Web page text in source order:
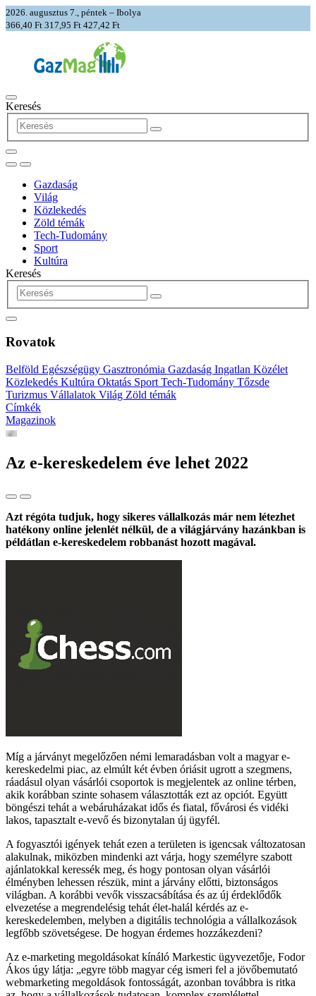
2026. augusztus 7., péntek – Ibolya
366,40 Ft 317,95 Ft 427,42 Ft
Keresés
Gazdaság
Világ
Közlekedés
Zöld témák
Tech-Tudomány
Sport
Kultúra
Keresés
Rovatok
Belföld Egészségügy Gasztronómia Gazdaság Ingatlan Közélet
Közlekedés Kultúra Oktatás Sport Tech-Tudomány Tőzsde
Turizmus Vállalatok Világ Zöld témák
Címkék
Magazinok
Az e-kereskedelem éve lehet 2022
Azt régóta tudjuk, hogy sikeres vállalkozás már nem létezhet
hatékony online jelenlét nélkül, de a világjárvány hazánkban is
példátlan e-kereskedelem robbanást hozott magával.
Míg a járványt megelőzően némi lemaradásban volt a magyar e-
kereskedelmi piac, az elmúlt két évben óriásit ugrott a szegmens,
ráadásul olyan vásárlói csoportok is megjelentek az online térben,
akik korábban szinte sohasem választották ezt az opciót. Együtt
böngészi tehát a webáruházakat idős és fiatal, fővárosi és vidéki
lakos, tapasztalt e-vevő és bizonytalan új ügyfél.
A fogyasztói igények tehát ezen a területen is igencsak változatosan
alakulnak, miközben mindenki azt várja, hogy személyre szabott
ajánlatokkal keressék meg, és hogy pontosan olyan vásárlói
élményben lehessen részük, mint a járvány előtti, biztonságos
világban. A korábbi vevők visszacsábítása és az új érdeklődők
elvezetése a megrendelésig tehát élet-halál kérdés az e-
kereskedelemben, melyben a digitális technológia a vállalkozások
legfőbb szövetségese. De hogyan érdemes hozzákezdeni?
Az e-marketing megoldásokat kínáló Markestic ügyvezetője, Fodor
Ákos úgy látja: „egyre több magyar cég ismeri fel a jövőbemutató
webmarketing megoldások fontosságát, azonban továbbra is ritka